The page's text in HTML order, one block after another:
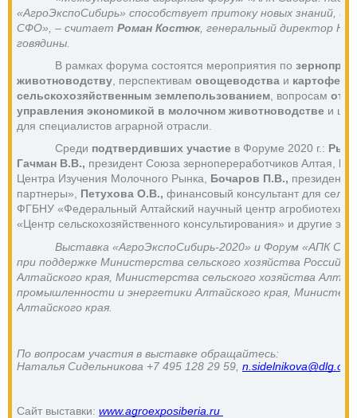
«АгроЭкспоСибирь» способствует притоку новых знаний,
СФО», – считает Роман Костюк, генеральный директор
говядины.
В рамках форума состоятся мероприятия по
животноводству , перспективам овощеводства и
сельскохозяйственным землепользованием , вопросам
управления экономикой в молочном животноводстве и
для специалистов аграрной отрасли.
Среди подтвердивших участие в Форуме 2020 г.:
Гачман В.В., президент Союза зернопереработчиков Алтая,
Центра Изучения Молочного Рынка, Бочаров П.В., президент
партнеры», Петухова О.В., финансовый консультант для
ФГБНУ «Федеральный Алтайский научный центр
«Центр сельскохозяйственного консультирования» и другие
Выставка «АгроЭкспоСибирь-2020» и Форум «АПК
при поддержке Министерства сельского хозяйства
Алтайского края, Министерства сельского хозяйства
промышленности и энергетики Алтайского края,
Алтайского края.
По вопросам участия в выставке обращайтесь:
Наталья Сидельникова +7 495 128 29 59, n.sidelnikova@dlg.org
Сайт выставки: www.agroexposiberia.ru